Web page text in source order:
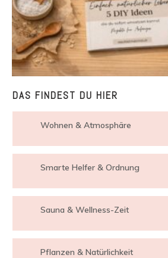
DAS FINDEST DU HIER
Wohnen & Atmosphäre
Smarte Helfer & Ordnung
Sauna & Wellness-Zeit
Pflanzen & Natürlichkeit